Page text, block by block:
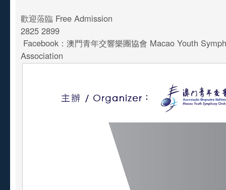
歡迎蒞臨 Free Admission
2825 2899
Facebook：澳門青年交響樂團協會 Macao Youth
Association